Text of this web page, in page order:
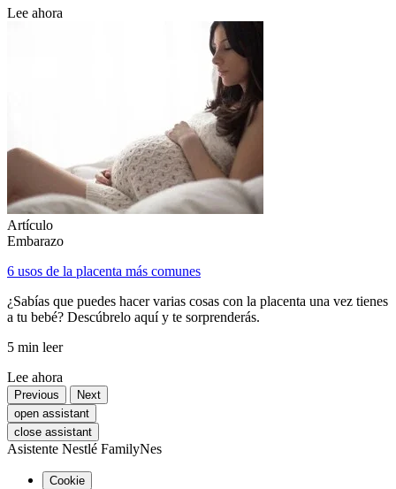
Lee ahora
Artículo
Embarazo
6 usos de la placenta más comunes
¿Sabías que puedes hacer varias cosas con la placenta una vez tienes
a tu bebé? Descúbrelo aquí y te sorprenderás.
5 min leer
Lee ahora
Previous
Next
open assistant
close assistant
Asistente Nestlé FamilyNes
Cookie